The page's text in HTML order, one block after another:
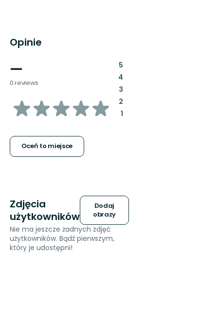
Opinie
—
0 reviews
z
gwiazdek
Oceń to miejsce
5:
4:
3:
2:
1:
Zdjęcia
użytkowników
Dodaj
obrazy
Nie ma jeszcze żadnych zdjęć
użytkowników. Bądź pierwszym,
który je udostępni!